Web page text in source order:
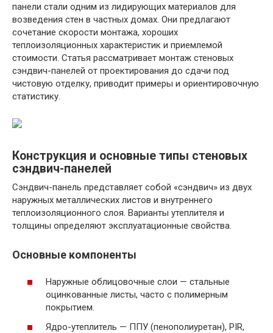
панели стали одним из лидирующих материалов для
возведения стен в частных домах. Они предлагают
сочетание скорости монтажа, хороших
теплоизоляционных характеристик и приемлемой
стоимости. Статья рассматривает монтаж стеновых
сэндвич-панелей от проектирования до сдачи под
чистовую отделку, приводит примеры и ориентировочную
статистику.
Конструкция и основные типы стеновых
сэндвич-панелей
Сэндвич-панель представляет собой «сэндвич» из двух
наружных металлических листов и внутреннего
теплоизоляционного слоя. Варианты утеплителя и
толщины определяют эксплуатационные свойства.
Основные компоненты
Наружные облицовочные слои — стальные
оцинкованные листы, часто с полимерным
покрытием.
Ядро-утеплитель — ППУ (пенополиуретан), PIR,